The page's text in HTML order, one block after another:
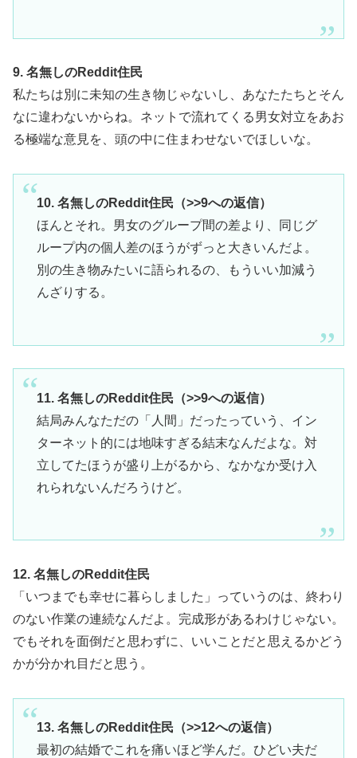
9. 名無しのReddit住民
私たちは別に未知の生き物じゃないし、あなたたちとそん
なに違わないからね。ネットで流れてくる男女対立をあお
る極端な意見を、頭の中に住まわせないでほしいな。
10. 名無しのReddit住民（>>9への返信）
ほんとそれ。男女のグループ間の差より、同じグ
ループ内の個人差のほうがずっと大きいんだよ。
別の生き物みたいに語られるの、もういい加減う
んざりする。
11. 名無しのReddit住民（>>9への返信）
結局みんなただの「人間」だったっていう、イン
ターネット的には地味すぎる結末なんだよな。対
立してたほうが盛り上がるから、なかなか受け入
れられないんだろうけど。
12. 名無しのReddit住民
「いつまでも幸せに暮らしました」っていうのは、終わり
のない作業の連続なんだよ。完成形があるわけじゃない。
でもそれを面倒だと思わずに、いいことだと思えるかどう
かが分かれ目だと思う。
13. 名無しのReddit住民（>>12への返信）
最初の結婚でこれを痛いほど学んだ。ひどい夫だ